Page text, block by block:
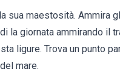
sua maestosità. Ammira
la giornata ammirando il
ligure. Trova un punto
mare.